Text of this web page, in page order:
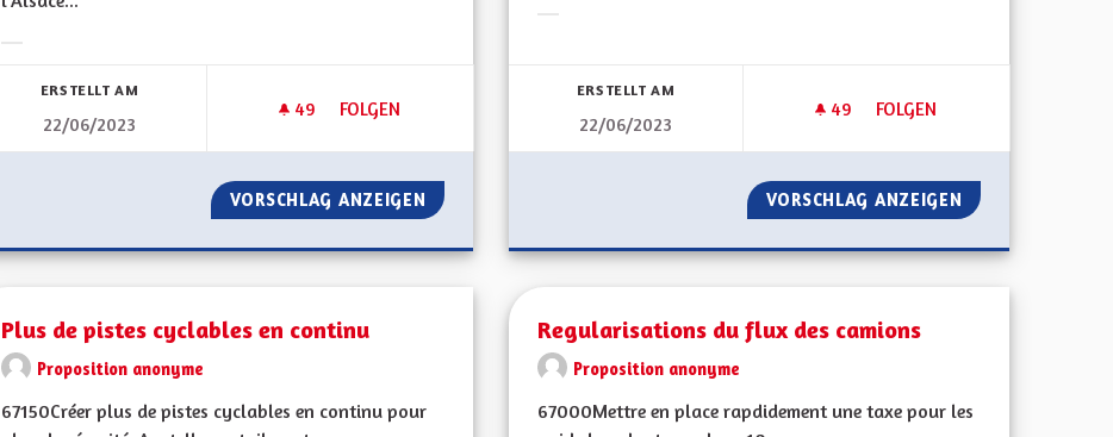
ERSTELLT AM
22/06/2023
49 49 FOLLOWER
FOLGEN
PARTICULARITÉS ALSACIENNES
VORSCHLAG ANZEIGEN PARTICULARITÉS ALSACIENNES
ERSTELLT AM
22/06/2023
49 49 FOLLOWER
FOLGEN
AUTOROUTE A35
VORSCHLAG ANZEIGEN AUTOROUTE
Plus de pistes cyclables en continu
Proposition anonyme
67150Créer plus de pistes cyclables en continu pour
Regularisations du flux des camions
Proposition anonyme
67000Mettre en place rapdidement une taxe pour les